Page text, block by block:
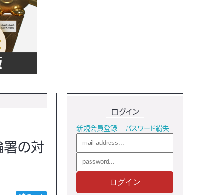
署の対
ログイン
新規会員登録 パスワード紛失
ログイン